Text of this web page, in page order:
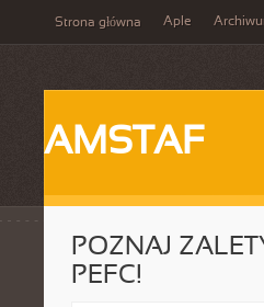
Strona główna Aple
AMSTAF
POZNAJ
PEFC!